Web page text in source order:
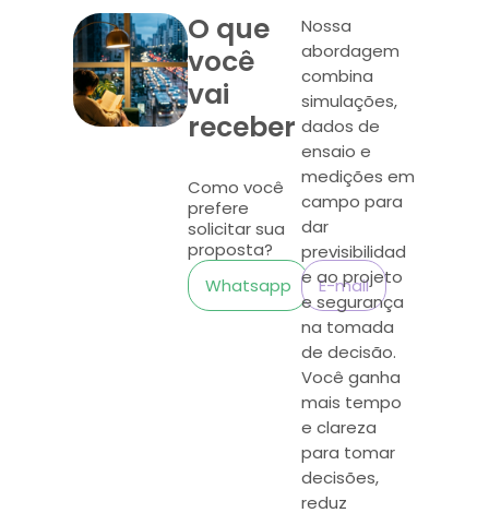
O que
você
vai
receber
Como você
prefere
solicitar sua
proposta?
Whatsapp
E-mail
Nossa
abordagem
combina
simulações,
dados de
ensaio e
medições em
campo para
dar
previsibilidad
e ao projeto
e segurança
na tomada
de decisão.
Você ganha
mais tempo
e clareza
para tomar
decisões,
reduz